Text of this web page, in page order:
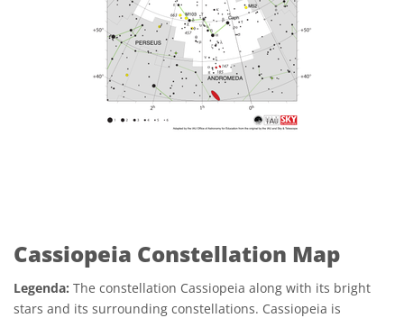
Cassiopeia Constellation Map
Legenda: The constellation Cassiopeia along with its bright
stars and its surrounding constellations. Cassiopeia is